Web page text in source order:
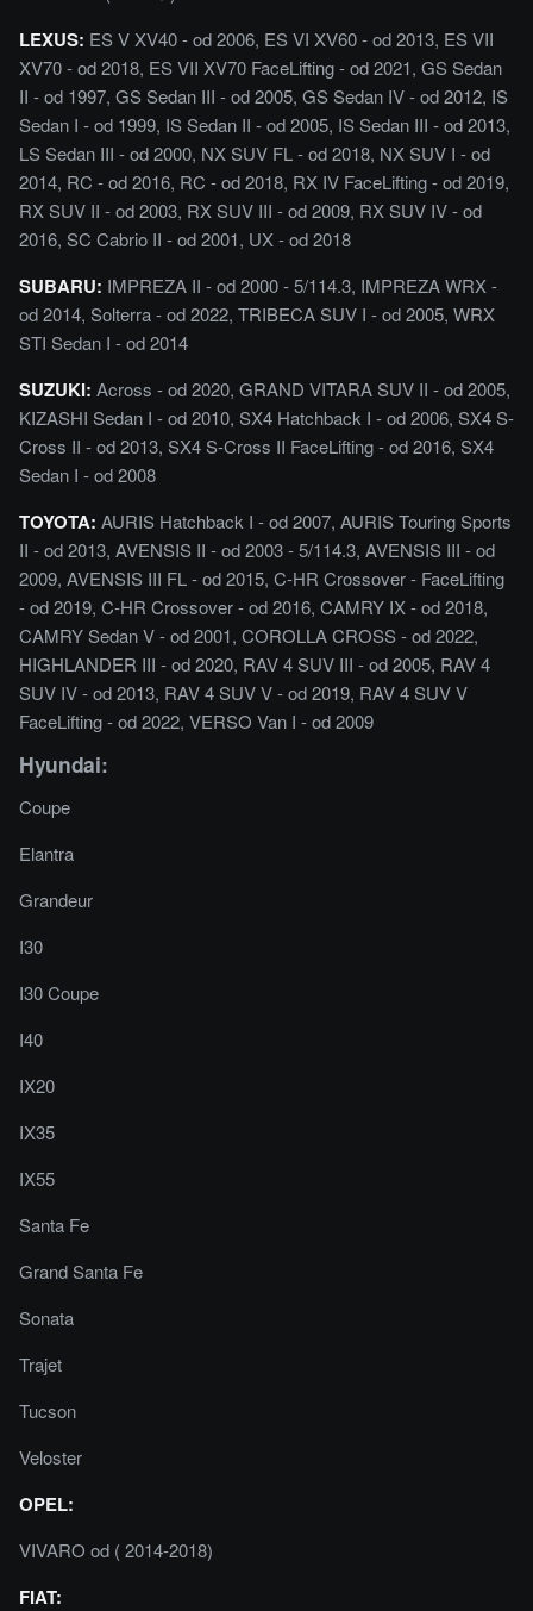
LEXUS: ES V XV40 - od 2006, ES VI XV60 - od 2013, ES VII
XV70 - od 2018, ES VII XV70 FaceLifting - od 2021, GS Sedan
II - od 1997, GS Sedan III - od 2005, GS Sedan IV - od 2012, IS
Sedan I - od 1999, IS Sedan II - od 2005, IS Sedan III - od 2013,
LS Sedan III - od 2000, NX SUV FL - od 2018, NX SUV I - od
2014, RC - od 2016, RC - od 2018, RX IV FaceLifting - od 2019,
RX SUV II - od 2003, RX SUV III - od 2009, RX SUV IV - od
2016, SC Cabrio II - od 2001, UX - od 2018
SUBARU: IMPREZA II - od 2000 - 5/114.3, IMPREZA WRX -
od 2014, Solterra - od 2022, TRIBECA SUV I - od 2005, WRX
STI Sedan I - od 2014
SUZUKI: Across - od 2020, GRAND VITARA SUV II - od 2005,
KIZASHI Sedan I - od 2010, SX4 Hatchback I - od 2006, SX4 S-
Cross II - od 2013, SX4 S-Cross II FaceLifting - od 2016, SX4
Sedan I - od 2008
TOYOTA: AURIS Hatchback I - od 2007, AURIS Touring Sports
II - od 2013, AVENSIS II - od 2003 - 5/114.3, AVENSIS III - od
2009, AVENSIS III FL - od 2015, C-HR Crossover - FaceLifting
- od 2019, C-HR Crossover - od 2016, CAMRY IX - od 2018,
CAMRY Sedan V - od 2001, COROLLA CROSS - od 2022,
HIGHLANDER III - od 2020, RAV 4 SUV III - od 2005, RAV 4
SUV IV - od 2013, RAV 4 SUV V - od 2019, RAV 4 SUV V
FaceLifting - od 2022, VERSO Van I - od 2009
Hyundai:
Coupe
Elantra
Grandeur
I30
I30 Coupe
I40
IX20
IX35
IX55
Santa Fe
Grand Santa Fe
Sonata
Trajet
Tucson
Veloster
OPEL:
VIVARO od ( 2014-2018)
FIAT: